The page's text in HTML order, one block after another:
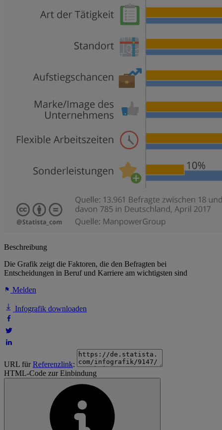
Beschreibung
Die Grafik zeigt die Faktoren, die den Befragten bei
Entscheidungen in Beruf und Karriere am wichtigsten sind
Melden
Infografik downloaden
URL fürReferenzlink:
HTML-Code zur Einbindung